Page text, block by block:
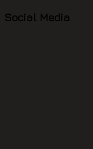
Social Media